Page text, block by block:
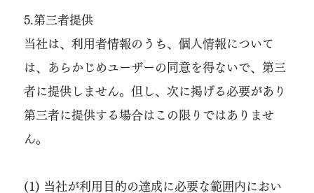
5.第三者提供
当社は、利用者情報のうち、個人情報について
は、あらかじめユーザーの同意を得ないで、第三
者に提供しません。但し、次に掲げる必要があり
第三者に提供する場合はこの限りではありませ
ん。
(1) 当社が利用目的の達成に必要な範囲内におい